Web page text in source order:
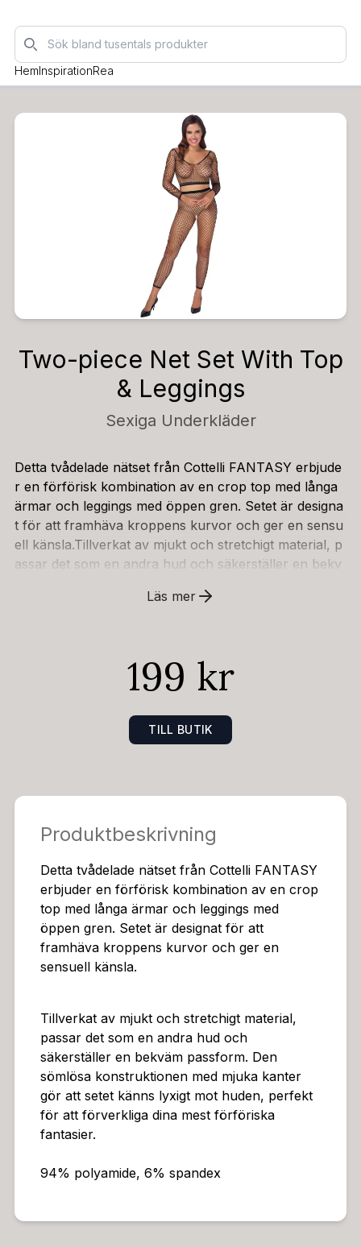
Sök
HemInspirationRea
Two-piece Net Set With Top
& Leggings
Sexiga Underkläder
Detta tvådelade nätset från Cottelli FANTASY erbjude
r en förförisk kombination av en crop top med långa
ärmar och leggings med öppen gren. Setet är designa
t för att framhäva kroppens kurvor och ger en sensu
ell känsla.Tillverkat av mjukt och stretchigt material, p
assar det som en andra hud och säkerställer en bekv
a kanter gör att setet känns lyxigt mot huden, perfekt
Läs mer
199 kr
TILL BUTIK
Produktbeskrivning
Detta tvådelade nätset från Cottelli FANTASY
erbjuder en förförisk kombination av en crop
top med långa ärmar och leggings med
öppen gren. Setet är designat för att
framhäva kroppens kurvor och ger en
sensuell känsla.
Tillverkat av mjukt och stretchigt material,
passar det som en andra hud och
säkerställer en bekväm passform. Den
sömlösa konstruktionen med mjuka kanter
gör att setet känns lyxigt mot huden, perfekt
för att förverkliga dina mest förföriska
fantasier.
94% polyamide, 6% spandex